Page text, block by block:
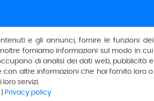
e olio.
e gli annunci, fornire le funzioni dei
forniamo informazioni sul modo in cui
di analisi dei dati web, pubblicità e
altre informazioni che hai fornito loro o
servizi.
| Privacy policy